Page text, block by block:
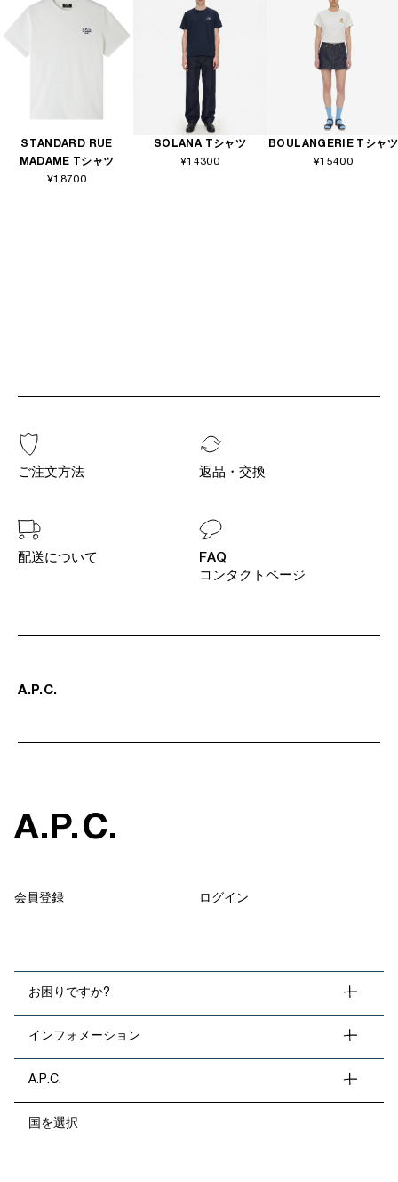
STANDARD RUE
MADAME Tシャツ
¥18700
SOLANA Tシャツ
¥14300
BOULANGERIE Tシャツ
¥15400
ご注文方法 返品・交換
配送について
FAQ
コンタクトページ
A. P. C.
A.P.C.
会員登録 ログイン
お困りですか?
インフォメーション
A.P.C.
国を選択